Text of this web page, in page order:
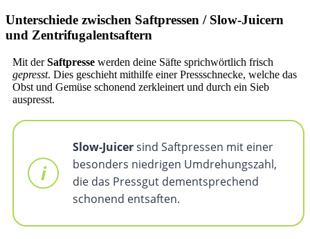
Unterschiede zwischen Saftpressen / Slow-Juicern
und Zentrifugalentsaftern
Mit derSaftpresse werden deine Säfte sprichwörtlich frisch
gepresst. Dies geschieht mithilfe einer Pressschnecke, welche das
Obst und Gemüse schonend zerkleinert und durch ein Sieb
auspresst.
Slow-Juicersind Saftpressen mit einer
besonders niedrigen Umdrehungszahl,
die das Pressgut dementsprechend
schonend entsaften.